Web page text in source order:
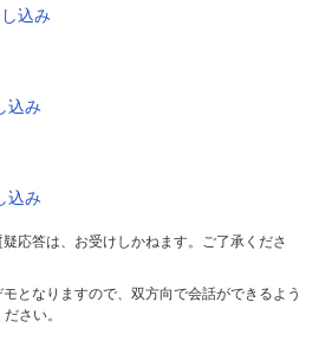
込み
込み
込み
応答は、お受けしかねます。ご了承くださ
となりますので、双方向で会話ができるよう
さい。